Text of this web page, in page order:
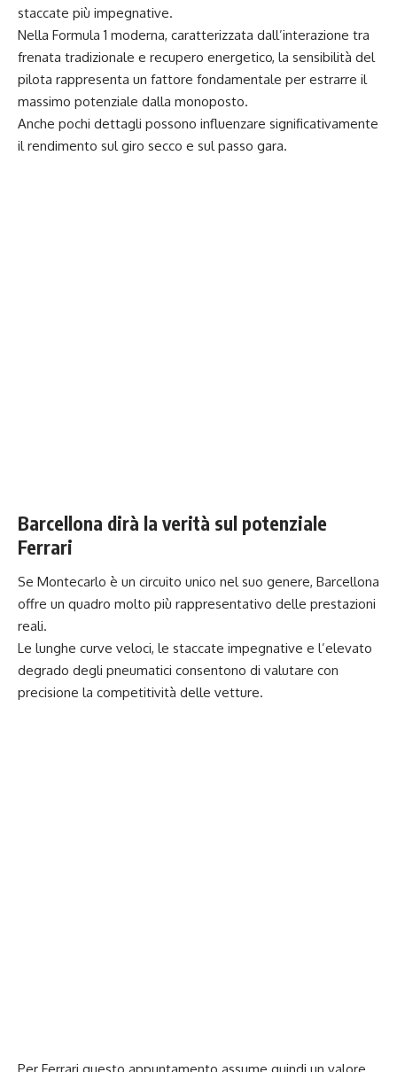
staccate più impegnative.
Nella Formula 1 moderna, caratterizzata dall’interazione tra
frenata tradizionale e recupero energetico, la sensibilità del
pilota rappresenta un fattore fondamentale per estrarre il
massimo potenziale dalla monoposto.
Anche pochi dettagli possono influenzare significativamente
il rendimento sul giro secco e sul passo gara.
Barcellona dirà la verità sul potenziale
Ferrari
Se Montecarlo è un circuito unico nel suo genere, Barcellona
offre un quadro molto più rappresentativo delle prestazioni
reali.
Le lunghe curve veloci, le staccate impegnative e l’elevato
degrado degli pneumatici consentono di valutare con
precisione la competitività delle vetture.